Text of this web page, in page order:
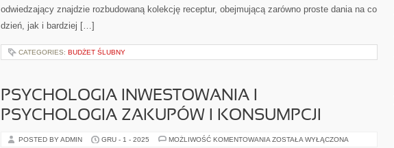
odwiedzający znajdzie rozbudowaną kolekcję receptur, obejmującą zarówno proste dania na co
dzień, jak i bardziej […]
CATEGORIES: BUDŻET ŚLUBNY
PSYCHOLOGIA INWESTOWANIA I
PSYCHOLOGIA ZAKUPÓW I KONSUMPCJI
POSTED BY ADMIN GRU - 1 - 2025 MOŻLIWOŚĆ KOMENTOWANIA PSYCHOLOGIA
ZOSTAŁA WYŁĄCZONA